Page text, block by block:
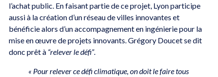
l’achat public. En faisant partie de ce projet, Lyon participe
aussi à la création d’un réseau de villes innovantes et
bénéficie alors d’un accompagnement en ingénierie pour la
mise en œuvre de projets innovants. Grégory Doucet se dit
donc prêt à “relever le défi”.
« Pour relever ce défi climatique, on doit le faire tous